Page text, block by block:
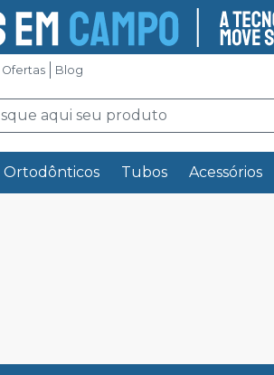
Ofertas Blog
Ortodônticos Tubos Acessórios